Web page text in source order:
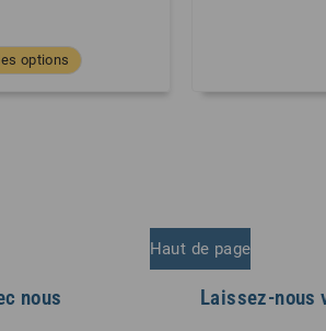
options
Haut de page
nous Laissez-nous